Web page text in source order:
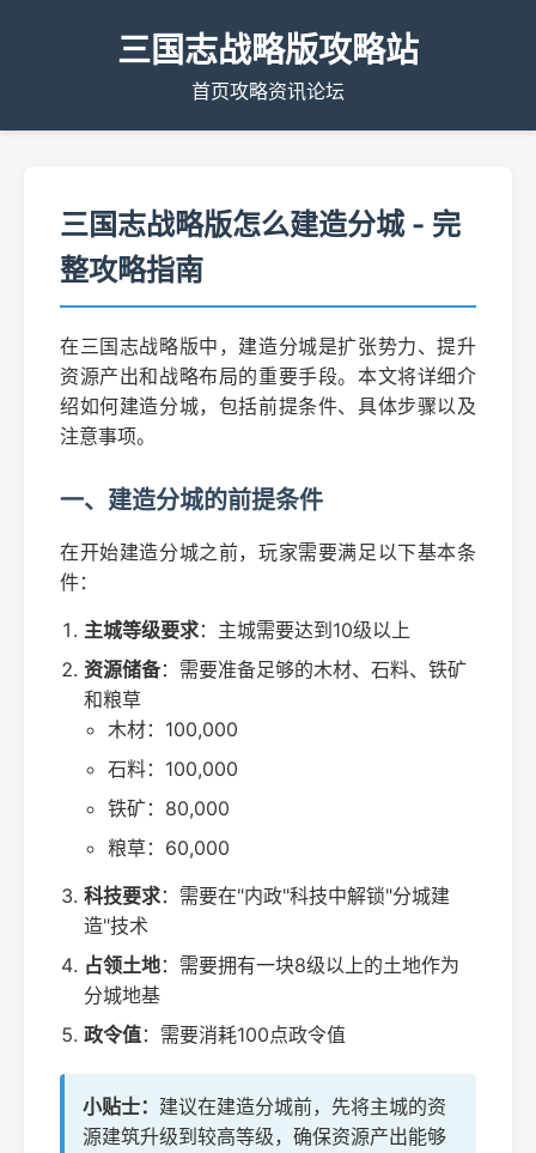
三国志战略版攻略站
首页攻略资讯论坛
三国志战略版怎么建造分城 - 完
整攻略指南
在三国志战略版中，建造分城是扩张势力、提升
资源产出和战略布局的重要手段。本文将详细介
绍如何建造分城，包括前提条件、具体步骤以及
注意事项。
一、建造分城的前提条件
在开始建造分城之前，玩家需要满足以下基本条
件：
主城等级要求：主城需要达到10级以上
资源储备：需要准备足够的木材、石料、铁矿
和粮草
木材：100,000
石料：100,000
铁矿：80,000
粮草：60,000
科技要求：需要在"内政"科技中解锁"分城建
造"技术
占领土地：需要拥有一块8级以上的土地作为
分城地基
政令值：需要消耗100点政令值
小贴士： 建议在建造分城前，先将主城的资
源建筑升级到较高等级，确保资源产出能够